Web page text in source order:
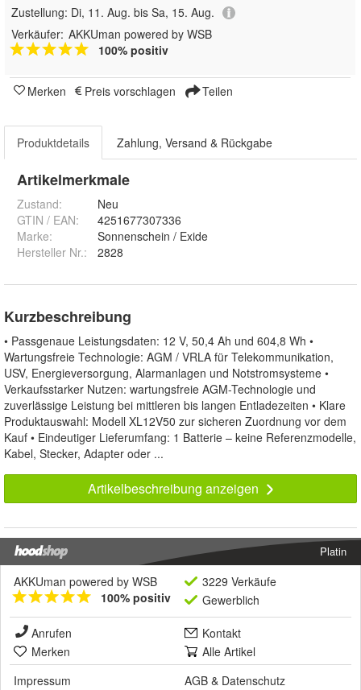
Zustellung: Di, 11. Aug. bis Sa, 15. Aug.
Verkäufer: AKKUman powered by WSB
100% positiv
Merken Preis vorschlagen Teilen
Produktdetails Zahlung, Versand & Rückgabe
Artikelmerkmale
Zustand:
Neu
GTIN / EAN:
4251677307336
Marke:
Sonnenschein / Exide
Hersteller Nr.:
2828
Kurzbeschreibung
• Passgenaue Leistungsdaten: 12 V, 50,4 Ah und 604,8 Wh •
Wartungsfreie Technologie: AGM / VRLA für Telekommunikation,
USV, Energieversorgung, Alarmanlagen und Notstromsysteme •
Verkaufsstarker Nutzen: wartungsfreie AGM-Technologie und
zuverlässige Leistung bei mittleren bis langen Entladezeiten • Klare
Produktauswahl: Modell XL12V50 zur sicheren Zuordnung vor dem
Kauf • Eindeutiger Lieferumfang: 1 Batterie – keine Referenzmodelle,
Kabel, Stecker, Adapter oder ...
Artikelbeschreibung anzeigen
Platin
AKKUman powered by WSB
100% positiv
3229 Verkäufe
Gewerblich
Anrufen
Kontakt
Merken
Alle Artikel
Impressum
AGB & Datenschutz